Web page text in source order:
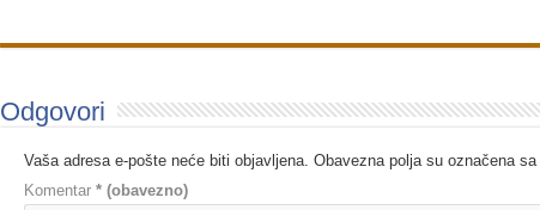
Odgovori
Vaša adresa e-pošte neće biti objavljena. Obavezna polja su označena sa
Komentar * (obavezno)